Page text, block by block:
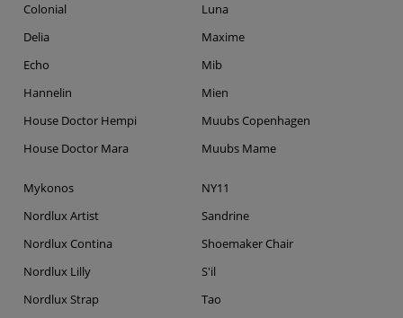
Colonial
Delia
Echo
Hannelin
House Doctor Hempi
House Doctor Mara
Luna
Maxime
Mib
Mien
Muubs Copenhagen
Muubs Mame
Mykonos
Nordlux Artist
Nordlux Contina
Nordlux Lilly
Nordlux Strap
NY11
Sandrine
Shoemaker Chair
S'il
Tao